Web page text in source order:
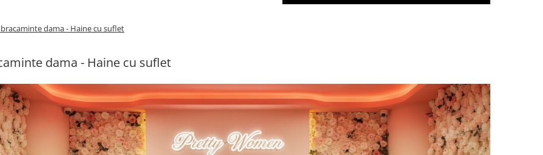
dama - Haine cu suflet
dama - Haine cu suflet